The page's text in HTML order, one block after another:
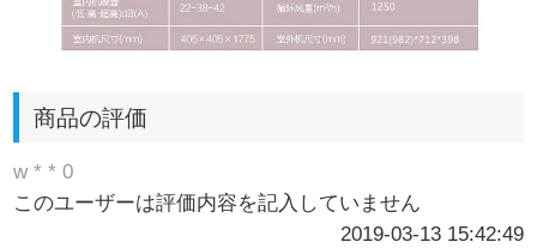
商品の評価
w * * 0
このユーザーは評価内容を記入していません
2019-03-13 15:42:49